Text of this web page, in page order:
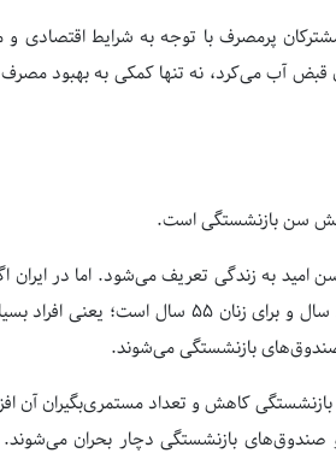
پرمصرف با توجه به شرایط اقتصادی
آب می‌کرد، نه تنها کمکی به بهبود
سن بازنشستگی است.
به زندگی تعریف می‌شود. اما در ایران
بین ۷۲ تا ۷۴ سال است اما سن بازنشستگی برای مردان ۶۰ سال و
بازنشستگی می‌شوند.
کاهش و تعداد مستمری‌بگیران آن
بازنشستگی دچار بحران می‌شوند.